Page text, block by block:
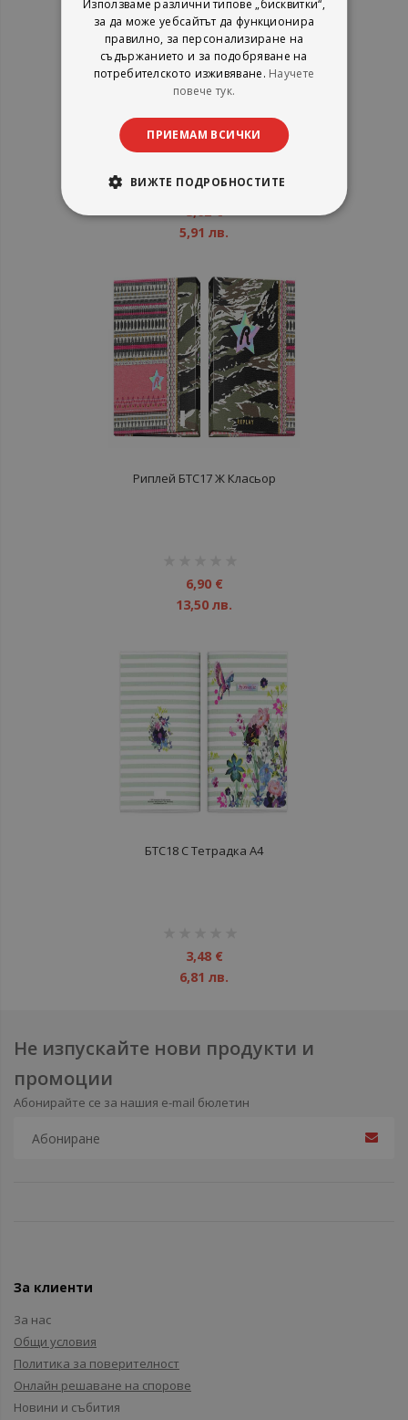
рейтинг:
3,02 €
5,91 лв.
Риплей БТС17 Ж Класьор
6,90 €
13,50 лв.
БТС18 С Тетрадка А4
3,48 €
6,81 лв.
Не изпускайте нови продукти и
промоции
Абонирайте се за нашия e-mail бюлетин
За клиенти
За нас
Общи условия
Политика за поверителност
Онлайн решаване на спорове
Новини и събития
Използваме различни типове „бисквитки“,
за да може уебсайтът да функционира
правилно, за персонализиране на
съдържанието и за подобряване на
потребителското изживяване. Научете
повече тук.
ПРИЕМАМ ВСИЧКИ
ВИЖТЕ ПОДРОБНОСТИТЕ